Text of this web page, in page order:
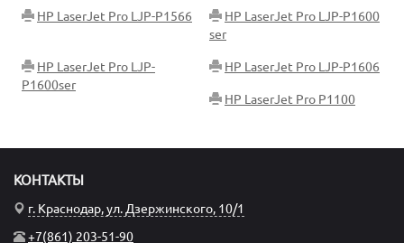
HP LaserJet Pro LJP-P1566
HP LaserJet Pro LJP-P1600
ser
HP LaserJet Pro LJP-
P1600ser
HP LaserJet Pro LJP-P1606
HP LaserJet Pro P1100
КОНТАКТЫ
г. Краснодар, ул. Дзержинского, 10/1
+7(861) 203-51-90